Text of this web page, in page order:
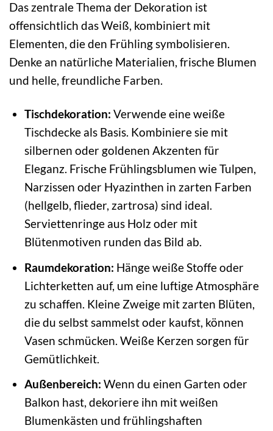
Das zentrale Thema der Dekoration ist
offensichtlich das Weiß, kombiniert mit
Elementen, die den Frühling symbolisieren.
Denke an natürliche Materialien, frische Blumen
und helle, freundliche Farben.
Tischdekoration: Verwende eine weiße
Tischdecke als Basis. Kombiniere sie mit
silbernen oder goldenen Akzenten für
Eleganz. Frische Frühlingsblumen wie Tulpen,
Narzissen oder Hyazinthen in zarten Farben
(hellgelb, flieder, zartrosa) sind ideal.
Serviettenringe aus Holz oder mit
Blütenmotiven runden das Bild ab.
Raumdekoration: Hänge weiße Stoffe oder
Lichterketten auf, um eine luftige Atmosphäre
zu schaffen. Kleine Zweige mit zarten Blüten,
die du selbst sammelst oder kaufst, können
Vasen schmücken. Weiße Kerzen sorgen für
Gemütlichkeit.
Außenbereich: Wenn du einen Garten oder
Balkon hast, dekoriere ihn mit weißen
Blumenkästen und frühlingshaften